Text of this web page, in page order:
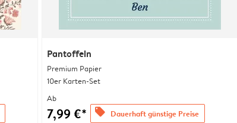
Pantoffeln
Premium Papier
10er Karten-Set
Ab
7,99 €* offers Dauerhaft günstige Preise